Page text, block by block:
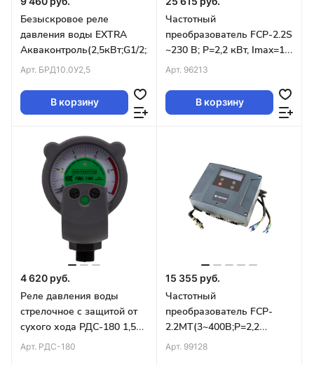
Безыскровое реле
давления воды EXTRA
Акваконтроль(2,5кВт;G1/2;1%)
Арт. БРД10.0У2,5
В корзину
Частотный
преобразователь FCP-2.2S
~230 В; P=2,2 кВт, Imax=17
А (с сенсорным дисплеем)
Арт. 96213
В корзину
4 620 руб.
Реле давления воды
стрелочное c защитой от
сухого хода РДС-180 1,5
кВт для скважинных
Арт. РДС-180
15 355 руб.
Частотный
преобразователь FCP-
2.2MT(3~400В;P=2,2
кВт,Imax=5А,компл:кабель
Арт. 99128